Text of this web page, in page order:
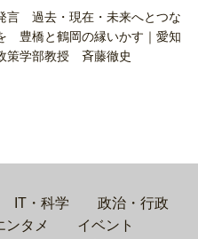
言 過去・現在・未来へとつな
豊橋と鶴岡の縁いかす｜愛知
策学部教授 斉藤徹史
IT・科学
政治・行政
ンタメ
イベント